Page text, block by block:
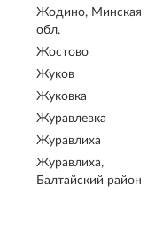
Жодино, Минская
обл.
Жостово
Жуков
Жуковка
Журавлевка
Журавлиха
Журавлиха,
Балтайский район